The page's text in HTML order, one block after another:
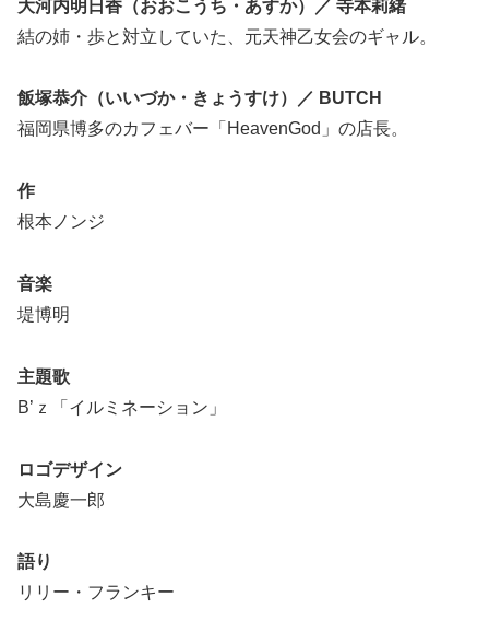
大河内明日香（おおこうち・あすか）／ 寺本莉緒
結の姉・歩と対立していた、元天神乙女会のギャル。
飯塚恭介（いいづか・きょうすけ）／ BUTCH
福岡県博多のカフェバー「HeavenGod」の店長。
作
根本ノンジ
音楽
堤博明
主題歌
B’ｚ「イルミネーション」
ロゴデザイン
大島慶一郎
語り
リリー・フランキー